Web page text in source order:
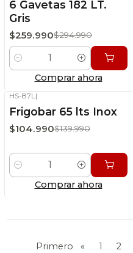
6 Gavetas 182 LT.
Gris
$259.990$294.990
Cantidad
Comprar ahora
OFF
Stock disponible
HS-87L |
Frigobar 65 lts Inox
$104.990$139.990
Cantidad
Comprar ahora
Primero « 1 2